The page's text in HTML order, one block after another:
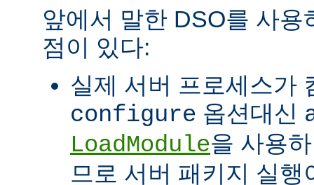
앞에서 말한 DSO를 사
점이 있다:
실제 서버 프로세스가
configure 옵션대신
LoadModule을 사용
므로 서버 패키지 실행